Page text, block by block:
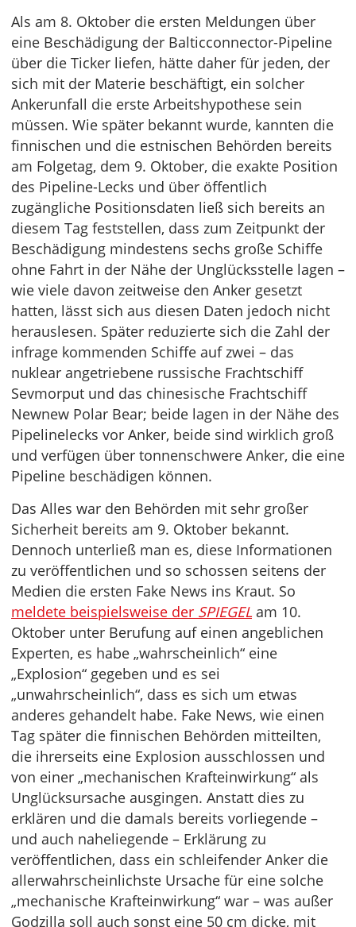
Als am 8. Oktober die ersten Meldungen über
eine Beschädigung der Balticconnector-Pipeline
über die Ticker liefen, hätte daher für jeden, der
sich mit der Materie beschäftigt, ein solcher
Ankerunfall die erste Arbeitshypothese sein
müssen. Wie später bekannt wurde, kannten die
finnischen und die estnischen Behörden bereits
am Folgetag, dem 9. Oktober, die exakte Position
des Pipeline-Lecks und über öffentlich
zugängliche Positionsdaten ließ sich bereits an
diesem Tag feststellen, dass zum Zeitpunkt der
Beschädigung mindestens sechs große Schiffe
ohne Fahrt in der Nähe der Unglücksstelle lagen –
wie viele davon zeitweise den Anker gesetzt
hatten, lässt sich aus diesen Daten jedoch nicht
herauslesen. Später reduzierte sich die Zahl der
infrage kommenden Schiffe auf zwei – das
nuklear angetriebene russische Frachtschiff
Sevmorput und das chinesische Frachtschiff
Newnew Polar Bear; beide lagen in der Nähe des
Pipelinelecks vor Anker, beide sind wirklich groß
und verfügen über tonnenschwere Anker, die eine
Pipeline beschädigen können.
Das Alles war den Behörden mit sehr großer
Sicherheit bereits am 9. Oktober bekannt.
Dennoch unterließ man es, diese Informationen
zu veröffentlichen und so schossen seitens der
Medien die ersten Fake News ins Kraut. So
meldete beispielsweise der SPIEGEL am 10.
Oktober unter Berufung auf einen angeblichen
Experten, es habe „wahrscheinlich“ eine
„Explosion“ gegeben und es sei
„unwahrscheinlich“, dass es sich um etwas
anderes gehandelt habe. Fake News, wie einen
Tag später die finnischen Behörden mitteilten,
die ihrerseits eine Explosion ausschlossen und
von einer „mechanischen Krafteinwirkung“ als
Unglücksursache ausgingen. Anstatt dies zu
erklären und die damals bereits vorliegende –
und auch naheliegende – Erklärung zu
veröffentlichen, dass ein schleifender Anker die
allerwahrscheinlichste Ursache für eine solche
„mechanische Krafteinwirkung“ war – was außer
Godzilla soll auch sonst eine 50 cm dicke, mit